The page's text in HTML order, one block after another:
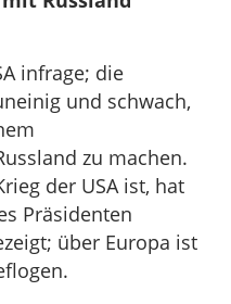
infrage; die
und schwach,
zu machen.
der USA ist, hat
Präsidenten
über Europa ist